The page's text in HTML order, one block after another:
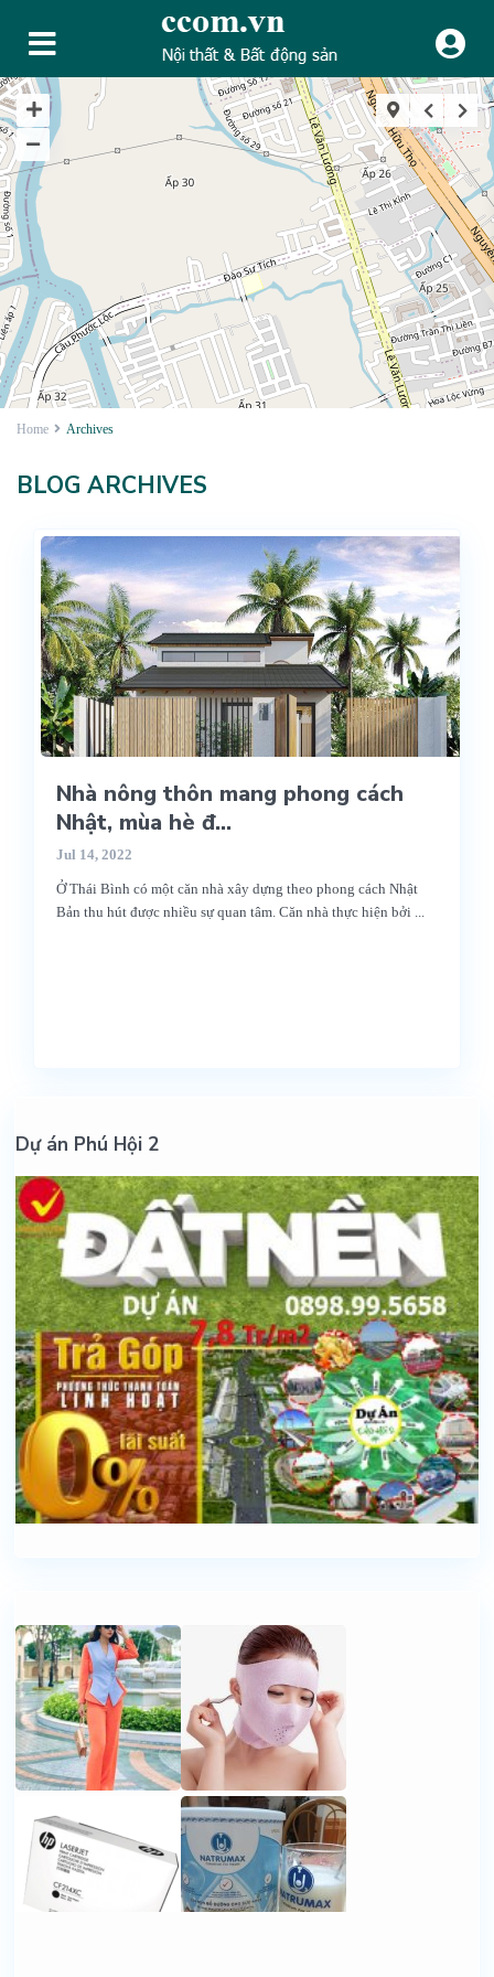
Home Archives
BLOG ARCHIVES
Nhà nông thôn mang phong cách
Nhật, mùa hè đ...
Jul 14, 2022
Ở Thái Bình có một căn nhà xây dựng theo phong cách Nhật
Bản thu hút được nhiều sự quan tâm. Căn nhà thực hiện bởi ...
Dự án Phú Hội 2